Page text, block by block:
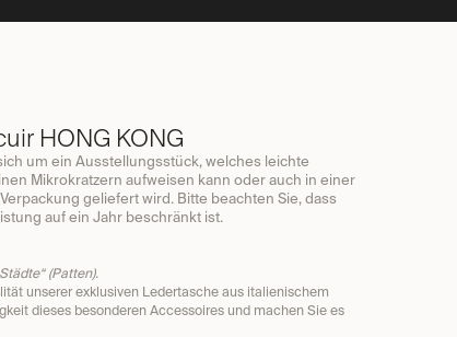
HONG KONG
um ein Ausstellungsstück, welches leichte
Mikrokratzern aufweisen kann oder auch in einer
geliefert wird. Bitte beachten Sie, dass
auf ein Jahr beschränkt ist.
(Patten).
unserer exklusiven Ledertasche aus italienischem
dieses besonderen Accessoires und machen Sie es